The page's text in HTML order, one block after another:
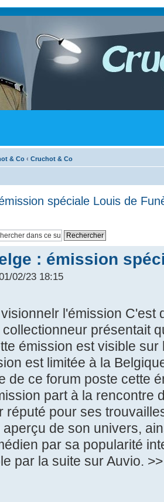
& Co ‹ Cruchot & Co
spéciale Louis de
: émission
02/23 18:15
l'émission C'est
présentait
émission est visible
est limitée à la
de ce forum poste cette
part à la rencontre
réputé pour ses
de son univers,
par sa popularité
par la suite sur Auvio. >>